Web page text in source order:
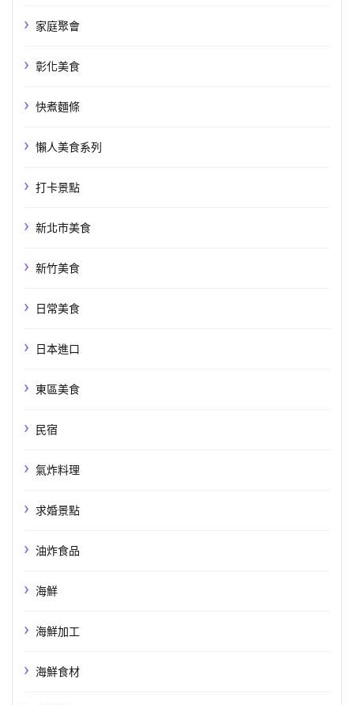
家庭聚會
彰化美食
快煮麵條
懶人美食系列
打卡景點
新北市美食
新竹美食
日常美食
日本進口
東區美食
民宿
氣炸料理
求婚景點
油炸食品
海鮮
海鮮加工
海鮮食材